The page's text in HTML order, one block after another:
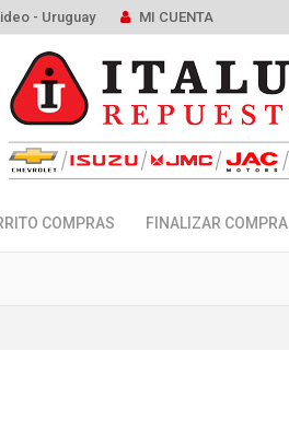
- Uruguay MI CUENTA
COMPRAS FINALIZAR COMPRA